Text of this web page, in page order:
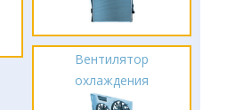
Вентилятор
охлаждения